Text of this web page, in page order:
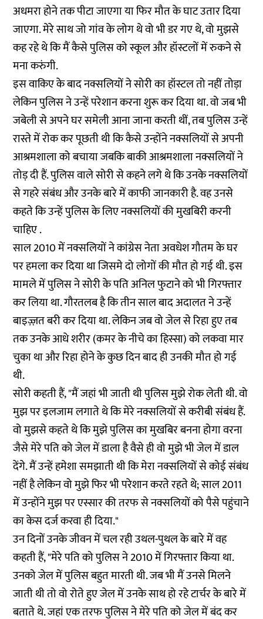
अधमरा होने तक पीटा जाएगा या फिर मौत के घाट उतार दिया
जाएगा. मेरे साथ जो गांव के लोग थे वो भी डर गए थे, वो मुझसे
कह रहे थे कि मैं कैसे पुलिस को स्कूल और हॉस्टलों में रुकने से
मना करुंगी.
इस वाकिए के बाद नक्सलियों ने सोरी का हॉस्टल तो नहीं तोड़ा
लेकिन पुलिस ने उन्हें परेशान करना शुरू कर दिया था. वो जब भी
जबेली से अपने घर समेली आना जाना करती थीं, तब पुलिस उन्हें
रास्ते में रोक कर पूछती थी कि कैसे उन्होंने नक्सलियों से अपनी
आश्रमशाला को बचाया जबकि बाकी आश्रमशाला नक्सलियों ने
तोड़ दी हैं. पुलिस वाले सोरी से कहने लगे थे कि उनके नक्सलियों
से गहरे संबंध और उनके बारे में काफी जानकारी है. वह उनसे
कहते कि उन्हें पुलिस के लिए नक्सलियों की मुखबिरी करनी
चाहिए .
साल 2010 में नक्सलियों ने कांग्रेस नेता अवधेश गौतम के घर
पर हमला कर दिया था जिसमे दो लोगों की मौत हो गई थी. इस
मामले में पुलिस ने सोरी के पति अनिल फुटाने को भी गिरफ्तार
कर लिया था. गौरतलब है कि तीन साल बाद अदालत ने उन्हें
बाइज़्ज़त बरी कर दिया था. लेकिन जब वो जेल से रिहा हुए तब
तक उनके आधे शरीर (कमर के नीचे का हिस्सा) को लकवा मार
चुका था और रिहा होने के कुछ दिन बाद ही उनकी मौत हो गई
थी.
सोरी कहती हैं, "मैं जहां भी जाती थी पुलिस मुझे रोक लेती थी. वो
मुझ पर इलजाम लगाते थे कि मेरे नक्सलियों से करीबी संबंध हैं.
वो मुझसे कहते थे कि मुझे पुलिस का मुखबिर बनना होगा वरना
जैसे मेरे पति को जेल में डाला है वैसे ही वो मुझे भी जेल में डाल
देंगे. मैं उन्हें हमेशा समझाती थी कि मेरा नक्सलियों से कोई संबंध
नहीं है लेकिन वो मुझे फिर भी परेशान करते रहते थे; साल 2011
में उन्होंने मुझ पर एस्सार की तरफ से नक्सलियों को पैसे पहुंचाने
का केस दर्ज करवा ही दिया."
उन दिनों उनके जीवन में चल रही उथल-पुथल के बारे में वह
कहती हैं, "मेरे पति को पुलिस ने 2010 में गिरफ्तार किया था.
उनको जेल में पुलिस बहुत मारती थी. जब भी मैं उनसे मिलने
जाती थी तो वो रोते हुए जेल में उनके साथ हो रहे टार्चर के बारे में
बताते थे. जहां एक तरफ पुलिस ने मेरे पति को जेल में बंद कर